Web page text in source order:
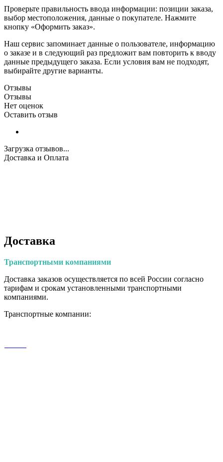
Проверьте правильность ввода информации: позиции заказа,
выбор местоположения, данные о покупателе. Нажмите
кнопку «Оформить заказ».
Наш сервис запоминает данные о пользователе, информацию
о заказе и в следующий раз предложит вам повторить к вводу
данные предыдущего заказа. Если условия вам не подходят,
выбирайте другие варианты.
Отзывы
Отзывы
Нет оценок
Оставить отзыв
Загрузка отзывов...
Доставка и Оплата
Доставка
Транспортными компаниями
Доставка заказов осуществляется по всей России согласно
тарифам и срокам установленными транспортными
компаниями.
Транспортные компании: